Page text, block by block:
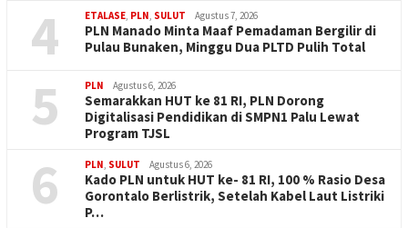
4 ETALASE, PLN, SULUT Agustus 7, 2026
PLN Manado Minta Maaf Pemadaman Bergilir di
Pulau Bunaken, Minggu Dua PLTD Pulih Total
5 PLN Agustus 6, 2026
Semarakkan HUT ke 81 RI, PLN Dorong
Digitalisasi Pendidikan di SMPN1 Palu Lewat
Program TJSL
6 PLN, SULUT Agustus 6, 2026
Kado PLN untuk HUT ke- 81 RI, 100 % Rasio Desa
Gorontalo Berlistrik, Setelah Kabel Laut Listriki
P…